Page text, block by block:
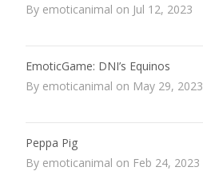
By emoticanimal on Jul 12, 2023
EmoticGame: DNI’s Equinos
By emoticanimal on May 29, 2023
Peppa Pig
By emoticanimal on Feb 24, 2023